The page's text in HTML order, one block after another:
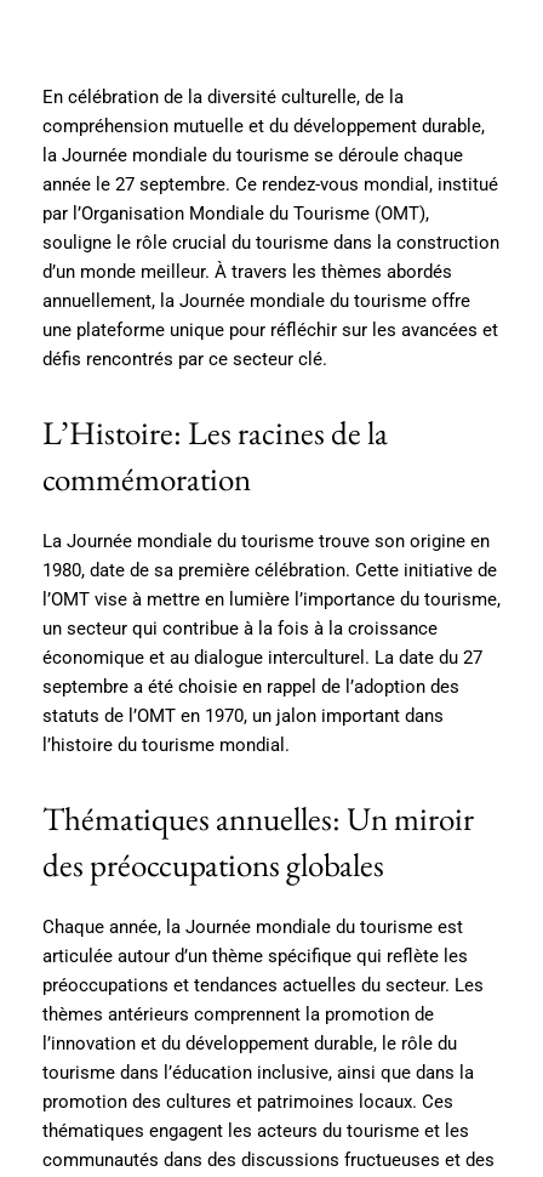
En célébration de la diversité culturelle, de la
compréhension mutuelle et du développement durable,
la Journée mondiale du tourisme se déroule chaque
année le 27 septembre. Ce rendez-vous mondial, institué
par l’Organisation Mondiale du Tourisme (OMT),
souligne le rôle crucial du tourisme dans la construction
d’un monde meilleur. À travers les thèmes abordés
annuellement, la Journée mondiale du tourisme offre
une plateforme unique pour réfléchir sur les avancées et
défis rencontrés par ce secteur clé.
L’Histoire: Les racines de la
commémoration
La Journée mondiale du tourisme trouve son origine en
1980, date de sa première célébration. Cette initiative de
l’OMT vise à mettre en lumière l’importance du tourisme,
un secteur qui contribue à la fois à la croissance
économique et au dialogue interculturel. La date du 27
septembre a été choisie en rappel de l’adoption des
statuts de l’OMT en 1970, un jalon important dans
l’histoire du tourisme mondial.
Thématiques annuelles: Un miroir
des préoccupations globales
Chaque année, la Journée mondiale du tourisme est
articulée autour d’un thème spécifique qui reflète les
préoccupations et tendances actuelles du secteur. Les
thèmes antérieurs comprennent la promotion de
l’innovation et du développement durable, le rôle du
tourisme dans l’éducation inclusive, ainsi que dans la
promotion des cultures et patrimoines locaux. Ces
thématiques engagent les acteurs du tourisme et les
communautés dans des discussions fructueuses et des